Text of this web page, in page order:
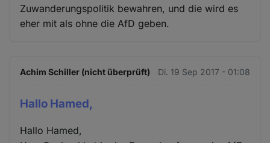
Zuwanderungspolitik bewahren, und die wird es
eher mit als ohne die AfD geben.
Achim Schiller (nicht überprüft) Di. 19 Sep 2017 - 01:08
Hallo Hamed,
Hallo Hamed,